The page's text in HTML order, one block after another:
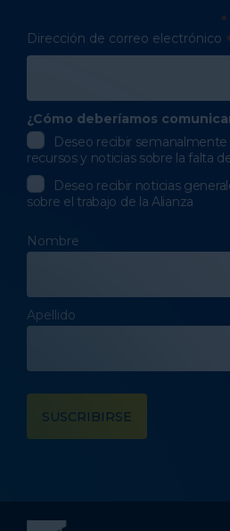
*
Dirección de correo electrónico
¿Cómo deberíamos
Deseo recibir
recursos y noticias sobre la falta
Deseo recibir noticias
sobre el trabajo de la Alianza
Nombre
Apellido